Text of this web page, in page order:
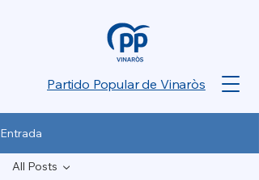
Partido Popular de Vinaròs
Entrada
All Posts